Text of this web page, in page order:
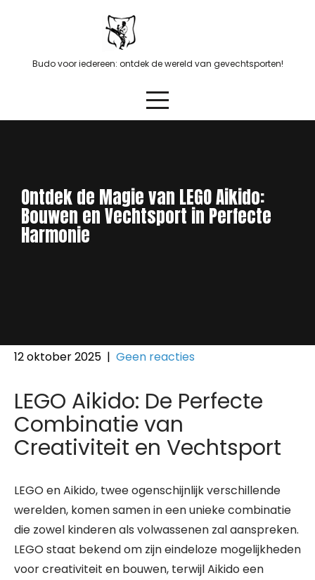
Budo voor iedereen: ontdek de wereld van gevechtsporten!
Ontdek de Magie van LEGO Aikido:
Bouwen en Vechtsport in Perfecte
Harmonie
12 oktober 2025 | Geen reacties
LEGO Aikido: De Perfecte
Combinatie van
Creativiteit en Vechtsport
LEGO en Aikido, twee ogenschijnlijk verschillende
werelden, komen samen in een unieke combinatie
die zowel kinderen als volwassenen zal aanspreken.
LEGO staat bekend om zijn eindeloze mogelijkheden
voor creativiteit en bouwen, terwijl Aikido een